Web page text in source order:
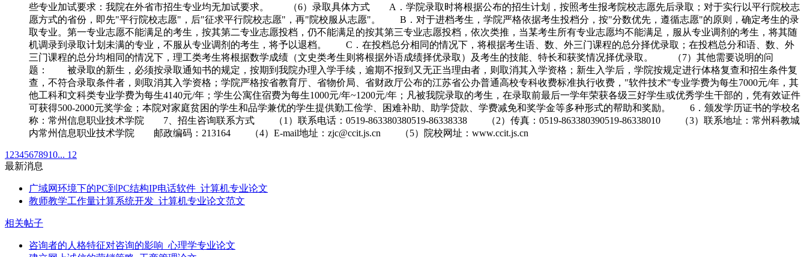
些专业加试要求：我院在外省市招生专业均无加试要求。 （6）录取具体方式 A．学院录取时将根据公布的招生计划，按照考生报考院校志愿先后录取；对于实行以平行院校志
愿方式的省份，即先"平行院校志愿"，后"征求平行院校志愿"，再"院校服从志愿"。 B．对于进档考生，学院严格依据考生投档分，按"分数优先，遵循志愿"的原则，确定考生的录
取专业。第一专业志愿不能满足的考生，按其第二专业志愿投档，仍不能满足的按其第三专业志愿投档，依次类推，当某考生所有专业志愿均不能满足，服从专业调剂的考生，将其随
机调录到录取计划未满的专业，不服从专业调剂的考生，将予以退档。 C．在投档总分相同的情况下，将根据考生语、数、外三门课程的总分择优录取；在投档总分和语、数、外
三门课程的总分均相同的情况下，理工类考生将根据数学成绩（文史类考生则将根据外语成绩择优录取）及考生的技能、特长和获奖情况择优录取。 （7）其他需要说明的问
题： 被录取的新生，必须按录取通知书的规定，按期到我院办理入学手续，逾期不报到又无正当理由者，则取消其入学资格；新生入学后，学院按规定进行体格复查和招生条件复
查，不符合录取条件者，则取消其入学资格；学院严格按省教育厅、省物价局、省财政厅公布的江苏省公办普通高校专科收费标准执行收费，"软件技术"专业学费为每生7000元/年，其
他工科和文科类专业学费为每生4140元/年；学生公寓住宿费为每生1000元/年~1200元/年；凡被我院录取的考生，在录取前最后一学年荣获各级三好学生或优秀学生干部的，凭有效证件
可获得500-2000元奖学金；本院对家庭贫困的学生和品学兼优的学生提供勤工俭学、困难补助、助学贷款、学费减免和奖学金等多种形式的帮助和奖励。 6．颁发学历证书的学校名
称：常州信息职业技术学院 7、招生咨询联系方式 （1）联系电话：0519-863380380519-86338338 （2）传真：0519-863380390519-86338010 （3）联系地址：常州科教城
内常州信息职业技术学院 邮政编码：213164 （4）E-mail地址：zjc@ccit.js.cn （5）院校网址：www.ccit.js.cn
1 2345678910... 12
最新消息
广域网环境下的PC到PC结构IP电话软件_计算机专业论文
教师教学工作量计算系统开发_计算机专业论文范文
相关帖子
咨询者的人格特征对咨询的影响_心理学专业论文